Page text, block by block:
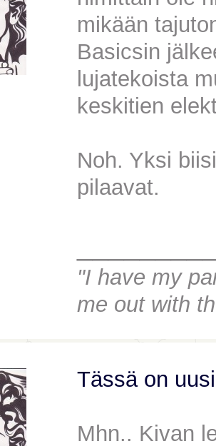
mikään
Basicsin
lujatekoista
keskitien
Noh. Yksi
pilaavat.
"I have my
me out with
Tässä on
Mhn.. Kivan